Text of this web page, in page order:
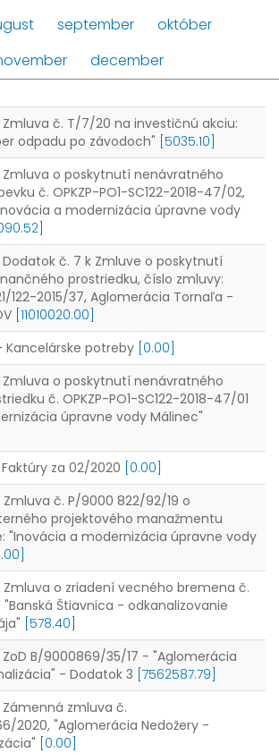
september
október
december
Zmluva č. T/7/20 na investičnú akciu:
odpadu po závodoch" [5035.10]
Zmluva o poskytnutí nenávratného
č. OPKZP-PO1-SC122-2018-47/02,
a modernizácia úpravne vody
Dodatok č. 7 k Zmluve o poskytnutí
prostriedku, číslo zmluvy:
122-2015/37, Aglomerácia Tornaľa -
[11010020.00]
Kancelárske potreby [0.00]
Zmluva o poskytnutí nenávratného
č. OPKZP-PO1-SC122-2018-47/01
úpravne vody Málinec"
Faktúry za 02/2020 [0.00]
Zmluva č. P/9000 822/92/19 o
projektového manažmentu
"Inovácia a modernizácia úpravne vody
Zmluva o zriadení vecného bremena č.
"Banská Štiavnica - odkanalizovanie
[578.40]
ZoD B/9000869/35/17 - "Aglomerácia
- Dodatok 3 [7562587.79]
Zámenná zmluva č.
2020, "Aglomerácia Nedožery -
[0.00]